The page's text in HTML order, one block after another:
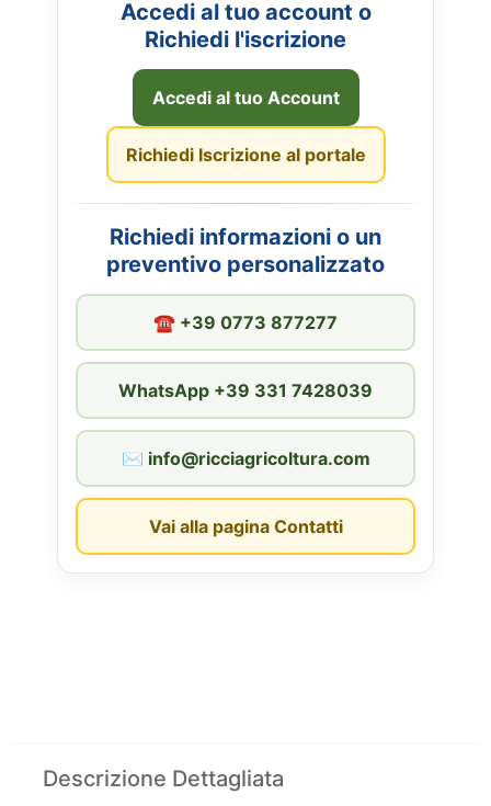
Accedi al tuo account o
Richiedi l'iscrizione
Accedi al tuo Account
Richiedi Iscrizione al portale
Richiedi informazioni o un
preventivo personalizzato
☎︎ +39 0773 877277
WhatsApp +39 331 7428039
✉︎ info@ricciagricoltura.com
Vai alla pagina Contatti
Descrizione Dettagliata